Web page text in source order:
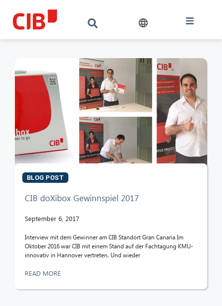
BLOG POST
CIB doXibox Gewinnspiel 2017
September 6, 2017
Interview mit dem Gewinner am CIB Standort Gran Canaria Im
Oktober 2016 war CIB mit einem Stand auf der Fachtagung KMU-
innovativ in Hannover vertreten. Und wieder
READ MORE
CIB AI ChatBot